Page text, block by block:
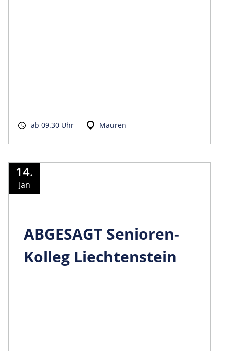
ab 09.30 Uhr Mauren
14.
Jan
ABGESAGT Senioren-
Kolleg Liechtenstein